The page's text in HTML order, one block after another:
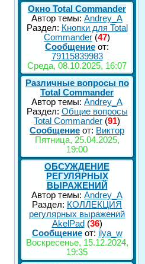
Окно Total Commander
Автор темы: Andrey_A
Раздел: Кнопки для Total
Commander (47)
Сообщение от:
79115839983
Среда, 08.10.2025, 16:07
Различные вопросы по
Total Commander
Автор темы: Andrey_A
Раздел: Общие вопросы
Total Commander (91)
Сообщение от: Виктор
Пятница, 25.04.2025,
19:00
ОБСУЖДЕНИЕ
РЕГУЛЯРНЫХ
ВЫРАЖЕНИЙ
Автор темы: Andrey_A
Раздел: КОЛЛЕКЦИЯ
регулярных выражений
AkelPad (36)
Сообщениеот: ilya_w
Воскресенье, 15.12.2024,
19:35